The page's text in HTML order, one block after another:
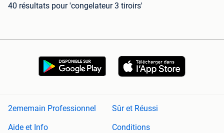
40 résultats pour 'congelateur 3 tiroirs'
2ememain Professionnel
Sûr et Réussi
Aide et Info
Conditions